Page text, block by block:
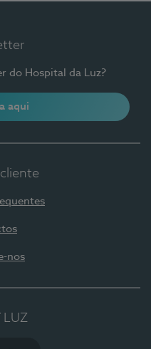
do Hospital da Luz?
aqui
nos
LUZ